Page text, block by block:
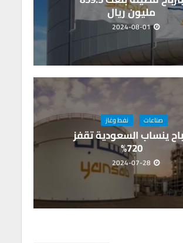
مليون ريال
2024-08-01
صناعات نفط وغاز
ينساب السعودية تقفز
720%
2024-07-28